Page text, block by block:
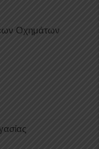
Οχημάτων